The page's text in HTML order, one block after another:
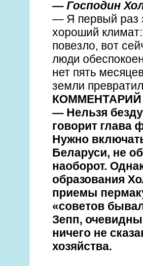
— Господин
— Я первый раз
хороший
повезло, вот
люди
нет пять
земли
КОММЕНТАРИЙ
— Нельзя
говорит глава
Нужно
Беларуси, не
наоборот.
образования
приемы
«советов
Зепп,
ничего не
хозяйства.